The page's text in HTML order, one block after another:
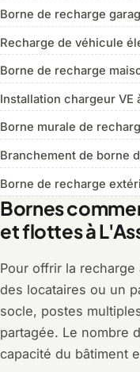
Borne de recharge
Recharge de véhicule
Borne de recharge
Installation chargeur VE
Borne murale de
Branchement de borne
Borne de recharge
Bornes
et flottes à
Pour offrir la
des locataires ou un
socle, postes
partagée. Le nombre
capacité du bâtiment